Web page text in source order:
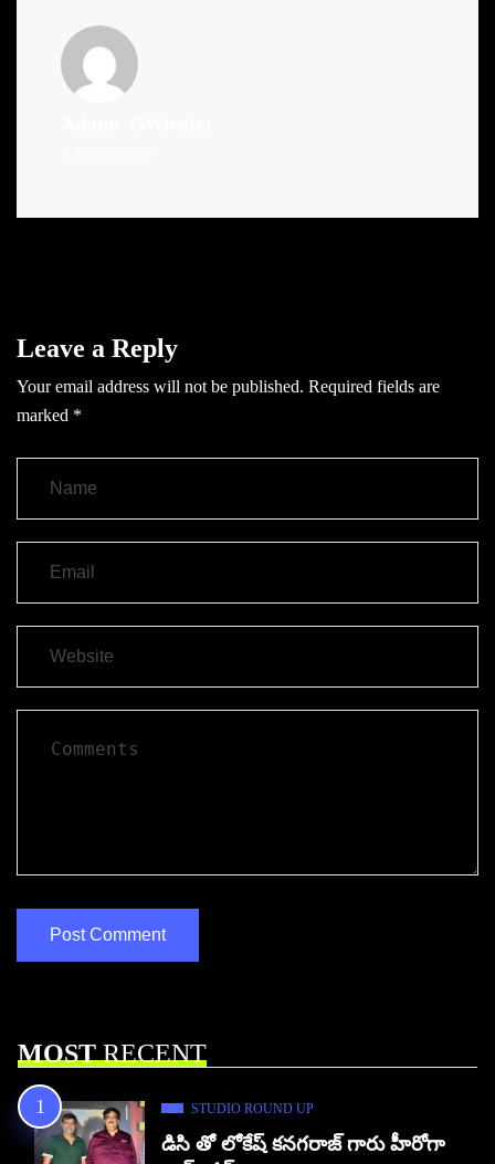
Leave a Reply
Your email address will not be published. Required fields are
marked *
MOSTRECENT
STUDIO ROUND UP
డిసి తో లోకేష్ కనగరాజ్ గారు హీరోగా